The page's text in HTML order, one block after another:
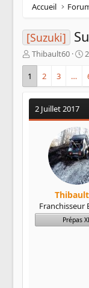
Accueil
[Suzuki]
A
u
e
u
d
Thibault60
D
e
d
d
é
b
u
t
1 2 3 …
2 Juillet 2017
Franchisseur
Prépas